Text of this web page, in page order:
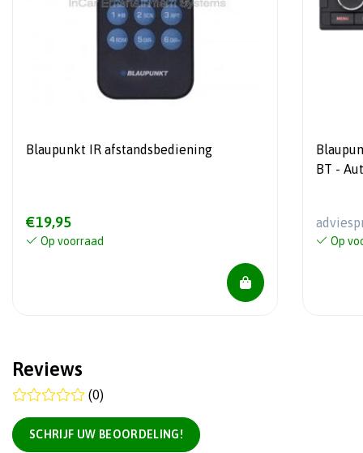
Blaupunkt IR afstandsbediening
€19,95
Op voorraad
BT -
Op
Reviews
(0)
SCHRIJF UW BEOORDELING!